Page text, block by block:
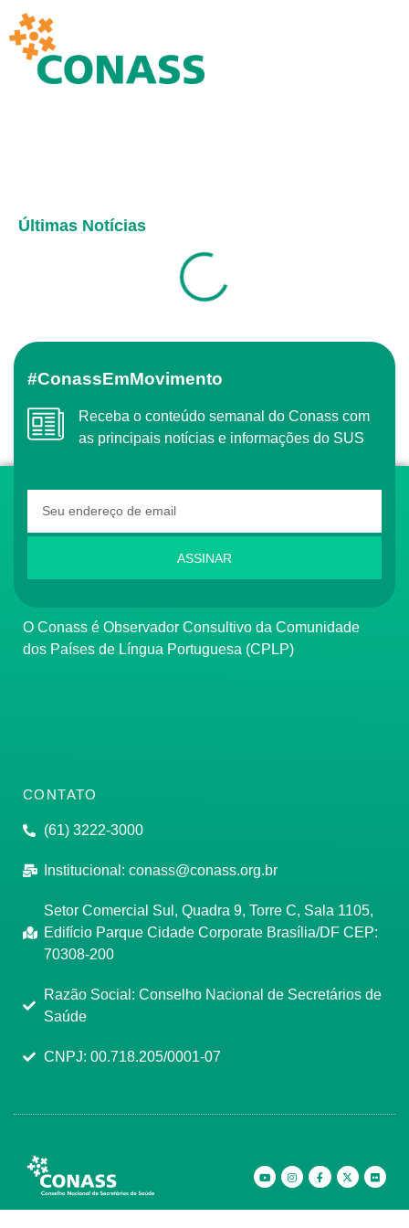
Últimas Notícias
#ConassEmMovimento
Receba o conteúdo semanal do Conass com
as principais notícias e informações do SUS
ASSINAR
O Conass é Observador Consultivo da Comunidade
dos Países de Língua Portuguesa (CPLP)
CONTATO
(61) 3222-3000
Institucional: conass@conass.org.br
Setor Comercial Sul, Quadra 9, Torre C, Sala 1105,
Edifício Parque Cidade Corporate Brasília/DF CEP:
70308-200
Razão Social: Conselho Nacional de Secretários de
Saúde
CNPJ: 00.718.205/0001-07